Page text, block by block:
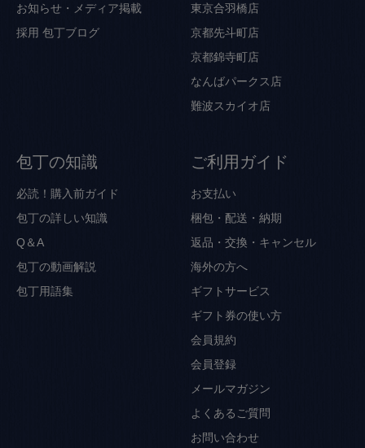
お知らせ・メディア掲載
採用 包丁ブログ
東京合羽橋店
京都先斗町店
京都錦寺町店
なんばパークス店
難波スカイオ店
包丁の知識
必読！購入前ガイド
包丁の詳しい知識
Q＆A
包丁の動画解説
包丁用語集
ご利用ガイド
お支払い
梱包・配送・納期
返品・交換・キャンセル
海外の方へ
ギフトサービス
ギフト券の使い方
会員規約
会員登録
メールマガジン
よくあるご質問
お問い合わせ